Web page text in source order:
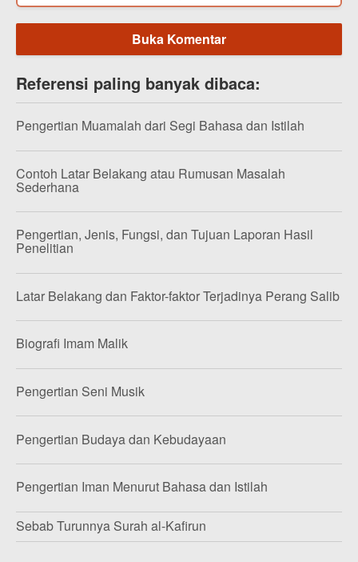
Buka Komentar
Referensi paling banyak dibaca:
Pengertian Muamalah dari Segi Bahasa dan Istilah
Contoh Latar Belakang atau Rumusan Masalah
Sederhana
Pengertian, Jenis, Fungsi, dan Tujuan Laporan Hasil
Penelitian
Latar Belakang dan Faktor-faktor Terjadinya Perang Salib
Biografi Imam Malik
Pengertian Seni Musik
Pengertian Budaya dan Kebudayaan
Pengertian Iman Menurut Bahasa dan Istilah
Sebab Turunnya Surah al-Kafirun